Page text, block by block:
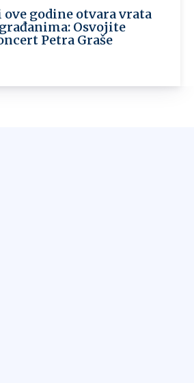
ove godine otvara vrata
Osvojite
Petra Graše